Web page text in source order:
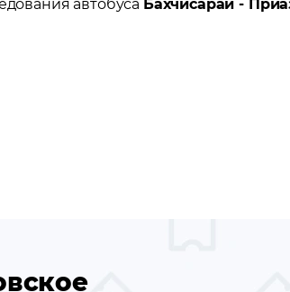
автобуса Бахчисарай -